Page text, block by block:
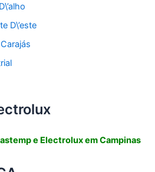
D\’este
e Electrolux em Campinas